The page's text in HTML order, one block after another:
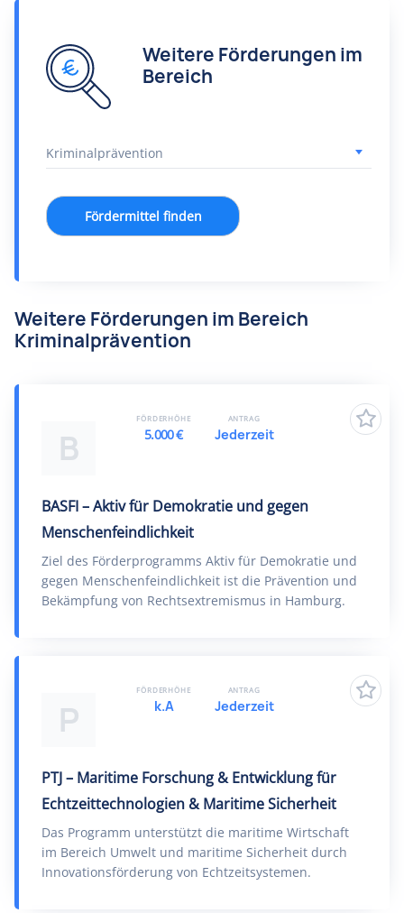
Weitere Förderungen im
Bereich
Fördermittel finden
Weitere Förderungen im Bereich
Kriminalprävention
B
BASFI – Aktiv für Demokratie und gegen
Menschenfeindlichkeit
Ziel des Förderprogramms Aktiv für Demokratie und
gegen Menschenfeindlichkeit ist die Prävention und
Bekämpfung von Rechtsextremismus in Hamburg.
FÖRDERHÖHE
5.000 €
ANTRAG
Jederzeit
P
PTJ – Maritime Forschung & Entwicklung für
Echtzeittechnologien & Maritime Sicherheit
Das Programm unterstützt die maritime Wirtschaft
im Bereich Umwelt und maritime Sicherheit durch
Innovationsförderung von Echtzeitsystemen.
FÖRDERHÖHE
k.A
ANTRAG
Jederzeit